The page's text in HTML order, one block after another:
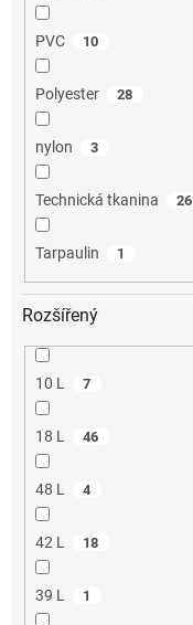
PVC 10
Polyester 28
nylon 3
Technická tkanina 26
Tarpaulin 1
Rozšířený
10 L 7
18 L 46
48 L 4
42 L 18
39 L 1